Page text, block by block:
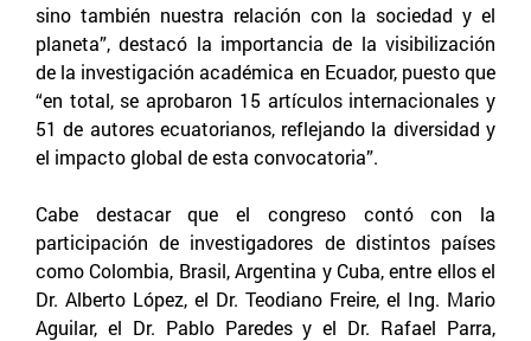
sino también nuestra relación con la sociedad y el
planeta”, destacó la importancia de la visibilización
de la investigación académica en Ecuador, puesto que
“en total, se aprobaron 15 artículos internacionales y
51 de autores ecuatorianos, reflejando la diversidad y
el impacto global de esta convocatoria”.
Cabe destacar que el congreso contó con la
participación de investigadores de distintos países
como Colombia, Brasil, Argentina y Cuba, entre ellos el
Dr. Alberto López, el Dr. Teodiano Freire, el Ing. Mario
Aguilar, el Dr. Pablo Paredes y el Dr. Rafael Parra,